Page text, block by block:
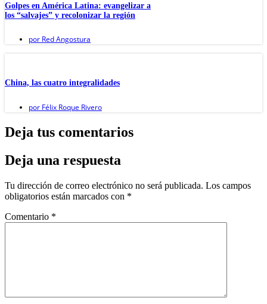
Golpes en América Latina: evangelizar a
los “salvajes” y recolonizar la región
por Red Angostura
China, las cuatro integralidades
por Félix Roque Rivero
Deja tus comentarios
Deja una respuesta
Tu dirección de correo electrónico no será publicada. Los campos
obligatorios están marcados con *
Comentario *